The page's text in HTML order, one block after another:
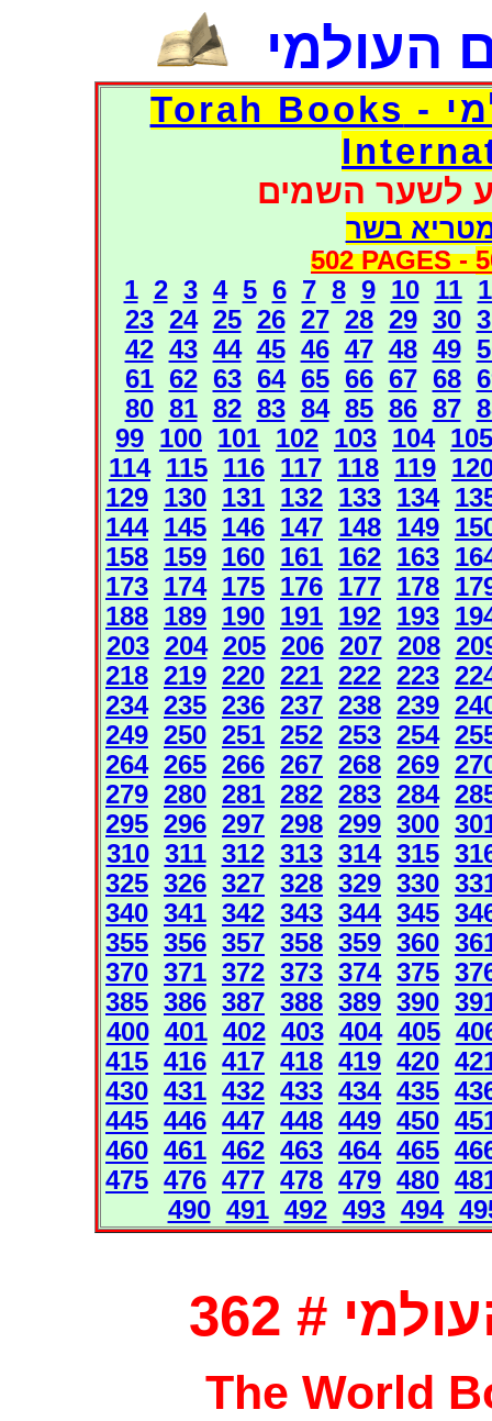
העולמי
דפי אוצר הספרים העולמי - Torah Books
לשער השמים
בשר
502 PAGES -
1 2 3 4 5 6 7 8 9 10 11
23 24 25 26 27 28 29 30
42 43 44 45 46 47 48 49
61 62 63 64 65 66 67 68
80 81 82 83 84 85 86 87
99 100 101 102 103 104 105
114 115 116 117 118 119
129 130 131 132 133 134
144 145 146 147 148 149
158 159 160 161 162 163
173 174 175 176 177 178
188 189 190 191 192 193
203 204 205 206 207 208
218 219 220 221 222 223
234 235 236 237 238 239
249 250 251 252 253 254
264 265 266 267 268 269
279 280 281 282 283 284
295 296 297 298 299 300
310 311 312 313 314 315
325 326 327 328 329 330
340 341 342 343 344 345
355 356 357 358 359 360
370 371 372 373 374 375
385 386 387 388 389 390
400 401 402 403 404 405
415 416 417 418 419 420
430 431 432 433 434 435
445 446 447 448 449 450
460 461 462 463 464 465
475 476 477 478 479 480
490 491 492 493 494
# 362
The World